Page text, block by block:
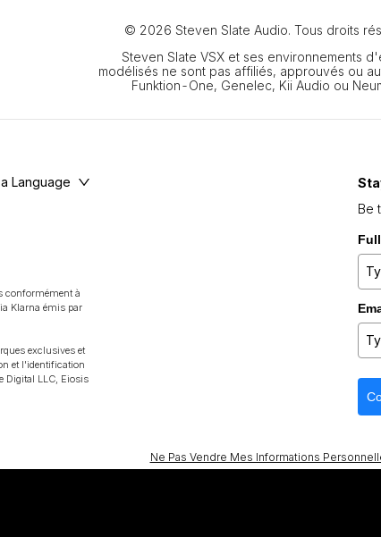
© 2026 Steven Slate Audio. Tous droits
Steven Slate VSX et ses environnements
modélisés ne sont pas affiliés, approuvés ou
Funktion-One, Genelec, Kii Audio ou
Language
conformément à
Klarna émis par
exclusives et
et l'identification
Digital LLC, Eiosis
Be
Ne Pas Vendre Mes Informations